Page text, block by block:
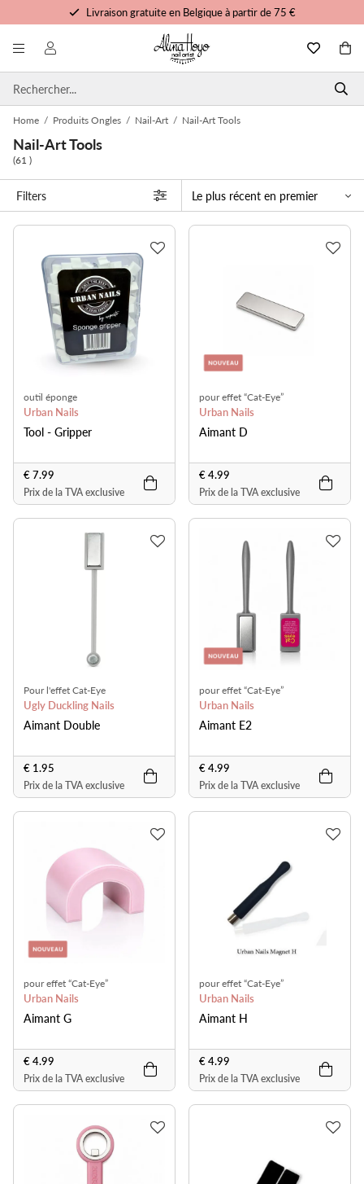
Livraison gratuite en Belgique à partir de 75 €
Formation et tutoriels gratuits
Commandé avant 15h00, expédié aujourd'hui
Home / Produits Ongles / Nail-Art / Nail-Art Tools
Nail-Art Tools
(61 )
Filters
outil éponge
Urban Nails
Tool - Gripper
€ 7.99
Prix de la TVA exclusive
pour effet “Cat-Eye”
Urban Nails
Aimant D
€ 4.99
Prix de la TVA exclusive
Pour l'effet Cat-Eye
Ugly Duckling Nails
Aimant Double
€ 1.95
Prix de la TVA exclusive
pour effet “Cat-Eye”
Urban Nails
Aimant E2
€ 4.99
Prix de la TVA exclusive
pour effet “Cat-Eye”
Urban Nails
Aimant G
€ 4.99
Prix de la TVA exclusive
pour effet “Cat-Eye”
Urban Nails
Aimant H
€ 4.99
Prix de la TVA exclusive